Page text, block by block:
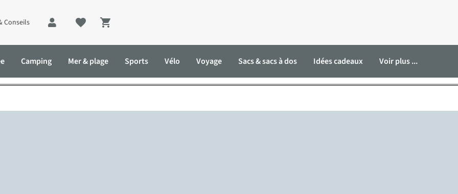
Conseils
Shopping cart
Camping Mer & plage Sports Vélo Voyage Sacs & sacs à dos Idées cadeaux Voir plus ...
au bureau accompagnée de son chien